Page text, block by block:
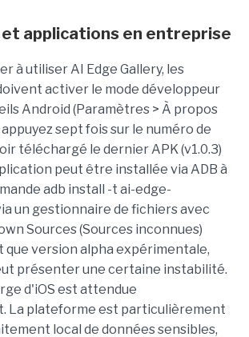
applications en entreprise
à utiliser AI Edge Gallery, les
activer le mode développeur
Android (Paramètres > À propos
sept fois sur le numéro de
téléchargé le dernier APK (v1.0.3)
peut être installée via ADB à
adb install -t ai-edge-
un gestionnaire de fichiers avec
Sources (Sources inconnues)
que version alpha expérimentale,
présenter une certaine instabilité.
d'iOS est attendue
La plateforme est particulièrement
local de données sensibles,